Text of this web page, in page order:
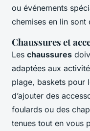
ou événements
chemises en lin
Chaussures et
Les chaussures
adaptées aux
plage, baskets pour
d’ajouter des
foulards ou des
tenues tout en vous